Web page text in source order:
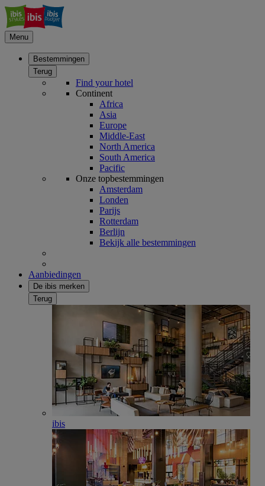
Menu
Bestemmingen
Terug
Find your hotel
Continent
Africa
Asia
Europe
Middle-East
North America
South America
Pacific
Onze topbestemmingen
Amsterdam
Londen
Parijs
Rotterdam
Berlijn
Bekijk alle bestemmingen
Aanbiedingen
De ibis merken
Terug
ibis